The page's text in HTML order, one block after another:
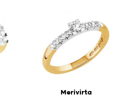
Merivirta